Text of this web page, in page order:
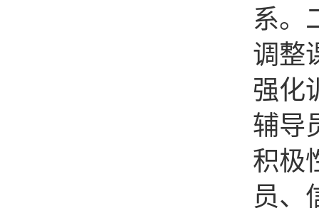
系。
调整
强化
辅导
积极
员、